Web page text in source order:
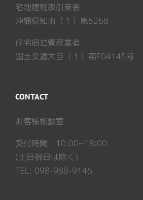
宅地建物取引業者
沖縄県知事（１）第5268
住宅宿泊管理業者
国土交通大臣（１）第F04145号
CONTACT
お客様相談室
受付時間 10:00~18:00
(土日祝日は除く)
TEL: 098-988-9146